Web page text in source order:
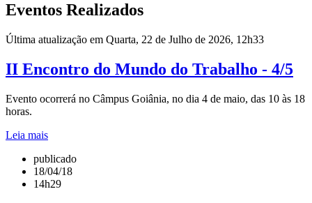
Eventos Realizados
Última atualização em Quarta, 22 de Julho de 2026, 12h33
II Encontro do Mundo do Trabalho - 4/5
Evento ocorrerá no Câmpus Goiânia, no dia 4 de maio, das 10 às 18
horas.
Leia mais
publicado
18/04/18
14h29